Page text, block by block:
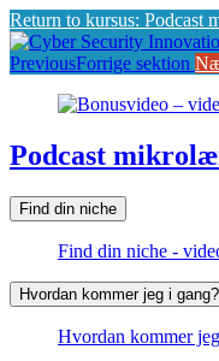
Return to kursus: Podcast
PreviousForrige sektion
Podcast
Find din niche
Find din niche -
Hvordan kommer jeg i gang?
Hvordan kommer